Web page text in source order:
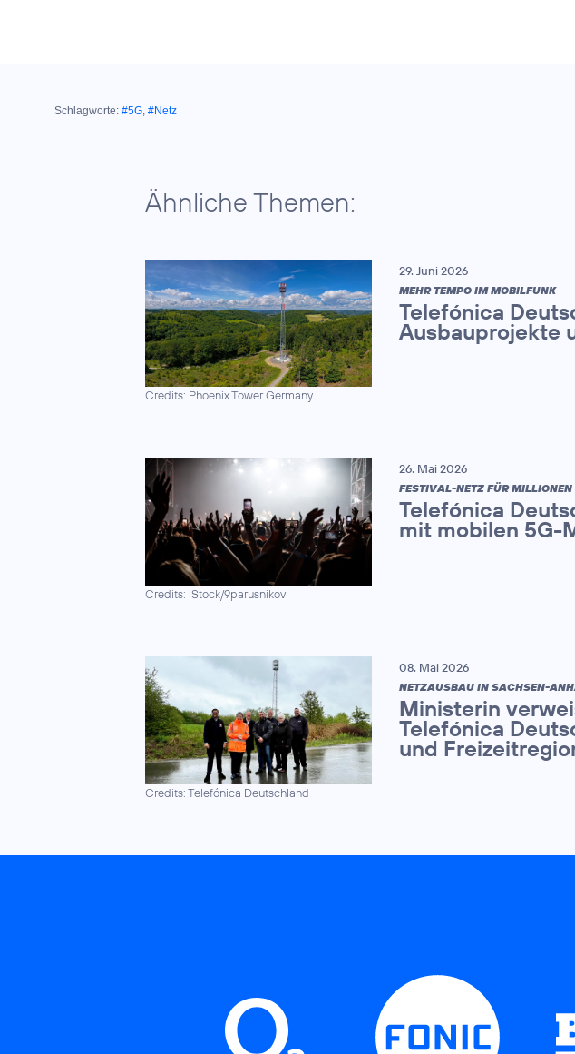
Schlagworte: #5G, #Netz
Ähnliche Themen:
Credits: Phoenix Tower Germany
29. Juni 2026
MEHR TEMPO IM MOBILFUNK
Telefónica
Ausbauprojekte
Credits: iStock/9parusnikov
26. Mai 2026
FESTIVAL-NETZ FÜR MILLIONEN
Telefónica
mit mobilen 5G-
Credits: Telefónica Deutschland
08. Mai 2026
NETZAUSBAU IN SACHSEN-
Ministerin
Telefónica
und